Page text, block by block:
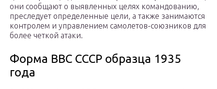
они сообщают о выявленных целях командованию,
преследует определенные цели, а также занимаются
контролем и управлением самолетов-союзников для
более четкой атаки.
Форма ВВС СССР образца 1935
года